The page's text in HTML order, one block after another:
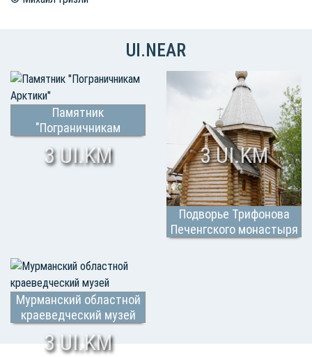
UI.NEAR
Памятник
"Пограничникам
3 UI.KM
Подворье Трифонова
Печенгского монастыря
3 UI.KM
Мурманский областной
краеведческий музей
3 UI.KM